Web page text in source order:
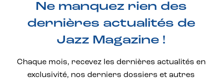
Ne manquez rien des
dernières actualités de
Jazz Magazine !
Chaque mois, recevez les dernières actualités en
exclusivité, nos derniers dossiers et autres